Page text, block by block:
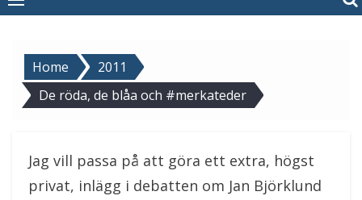
Home
2011
De röda, de blåa och #merkateder
Jag vill passa på att göra ett extra, högst
privat, inlägg i debatten om Jan Björklund